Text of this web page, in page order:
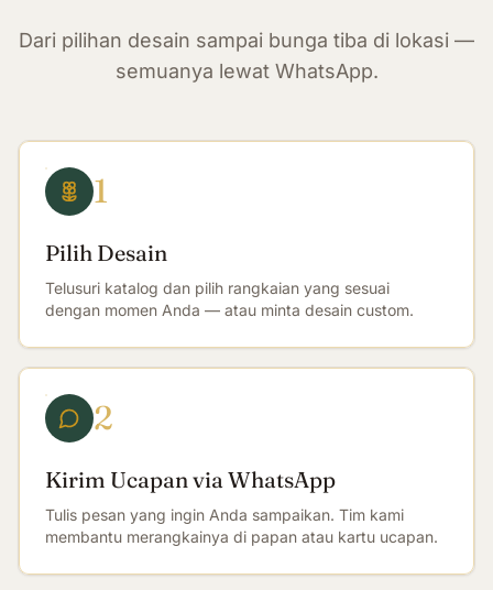
Dari pilihan desain sampai bunga tiba di lokasi —
semuanya lewat WhatsApp.
1
Pilih Desain
Telusuri katalog dan pilih rangkaian yang sesuai
dengan momen Anda — atau minta desain custom.
2
Kirim Ucapan via WhatsApp
Tulis pesan yang ingin Anda sampaikan. Tim kami
membantu merangkainya di papan atau kartu ucapan.